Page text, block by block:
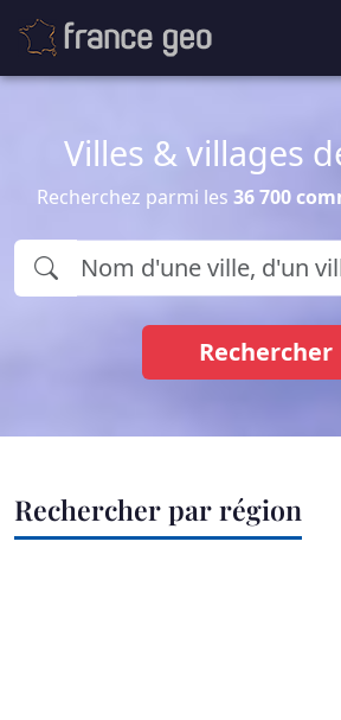
Villes & villages
Recherchez parmi les 36 700
Rechercher
Rechercher par région